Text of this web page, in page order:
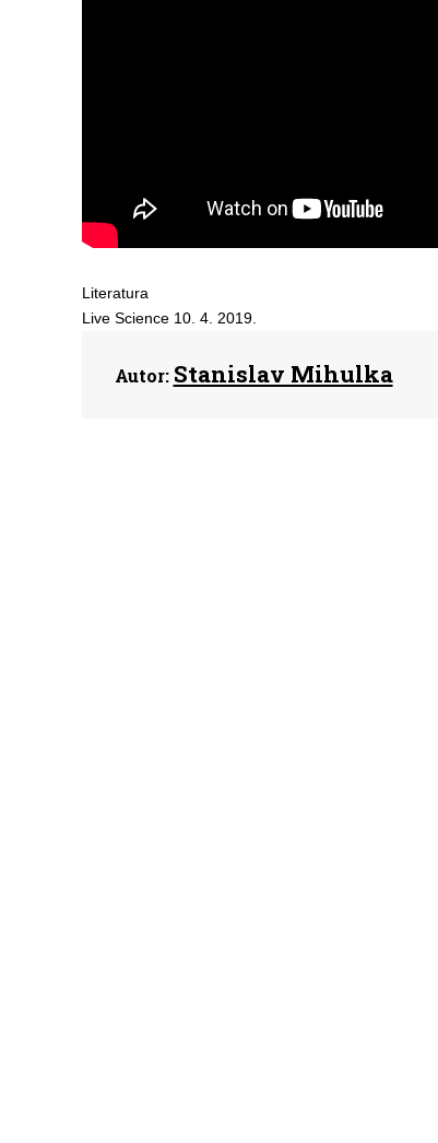
Literatura
Live Science 10. 4. 2019.
Autor: Stanislav Mihulka